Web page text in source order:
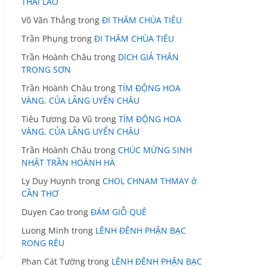
Võ Văn Thắng trong ĐI THĂM CHÙA TIÊU
Trần Phụng trong ĐI THĂM CHÙA TIÊU
Trần Hoành Châu trong DICH GIẢ THÂN
TRỌNG SƠN
Trần Hoành Châu trong TÍM ĐỘNG HOA
VÀNG. CỦA LÃNG UYỂN CHÂU
Tiêu Tương Dạ Vũ trong TÍM ĐỘNG HOA
VÀNG. CỦA LÃNG UYỂN CHÂU
Trần Hoành Châu trong CHÚC MỪNG SINH
NHẬT TRẦN HOÀNH HÀ
Ly Duy Huynh trong CHOL CHNAM THMAY ở
CẦN THƠ
Duyen Cao trong ĐÁM GIỖ QUÊ
Luong Minh trong LÊNH ĐÊNH PHẬN BẠC
RONG RÊU
Phan Cát Tường trong LÊNH ĐÊNH PHẬN BẠC